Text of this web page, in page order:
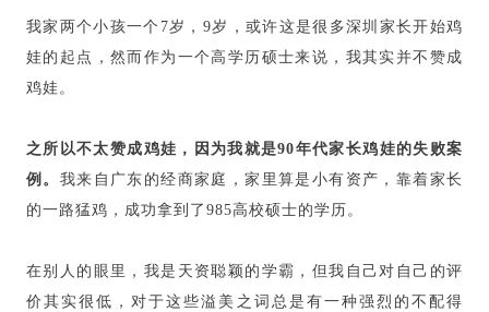
我家两个小孩一个7岁，9岁，或许这是很多深圳家长开始鸡
娃的起点，然而作为一个高学历硕士来说，我其实并不赞成
鸡娃。
之所以不太赞成鸡娃，因为我就是90年代家长鸡娃的失败案
例。 我来自广东的经商家庭，家里算是小有资产，靠着家长
的一路猛鸡，成功拿到了985高校硕士的学历。
在别人的眼里，我是天资聪颖的学霸，但我自己对自己的评
价其实很低，对于这些溢美之词总是有一种强烈的不配得